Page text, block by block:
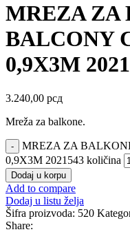
MREZA ZA
BALCONY
0,9X3M
3.240,00 рсд
Mreža za balkone.
MREZA ZA
0,9X3M 2021543 količina
Dodaj u korpu
Add to compare
Dodaj u listu želja
Šifra proizvoda: 520
Share: